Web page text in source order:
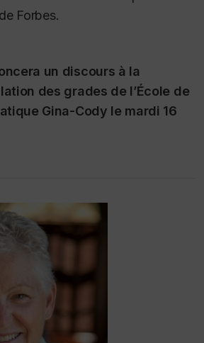
Forbes.
un discours à la
des grades de l’École de
Gina-Cody le mardi 16